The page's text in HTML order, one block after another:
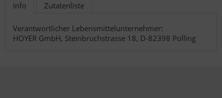
Info Zutatenliste
Verantwortlicher Lebensmittelunternehmer:
HOYER GmbH, Steinbruchstrasse 18, D-82398 Polling